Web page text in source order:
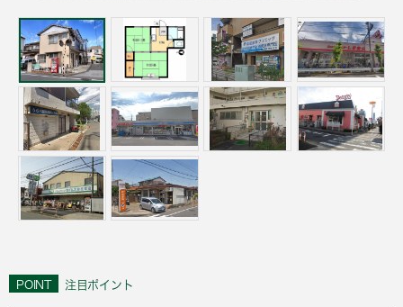
POINT 注目ポイント